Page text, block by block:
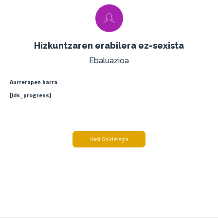
Hizkuntzaren erabilera ez-sexista
Ebaluazioa
Aurrerapen barra
[lds_progress]